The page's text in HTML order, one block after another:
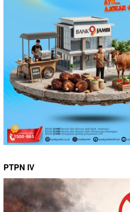
PTPN IV